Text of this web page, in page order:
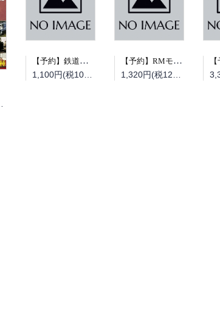
【予約】鉄道模型趣味2026年9月号（08/20頃発送予定）
【予約】RMモデルズ 2026年10月号（08/19頃発送予定）